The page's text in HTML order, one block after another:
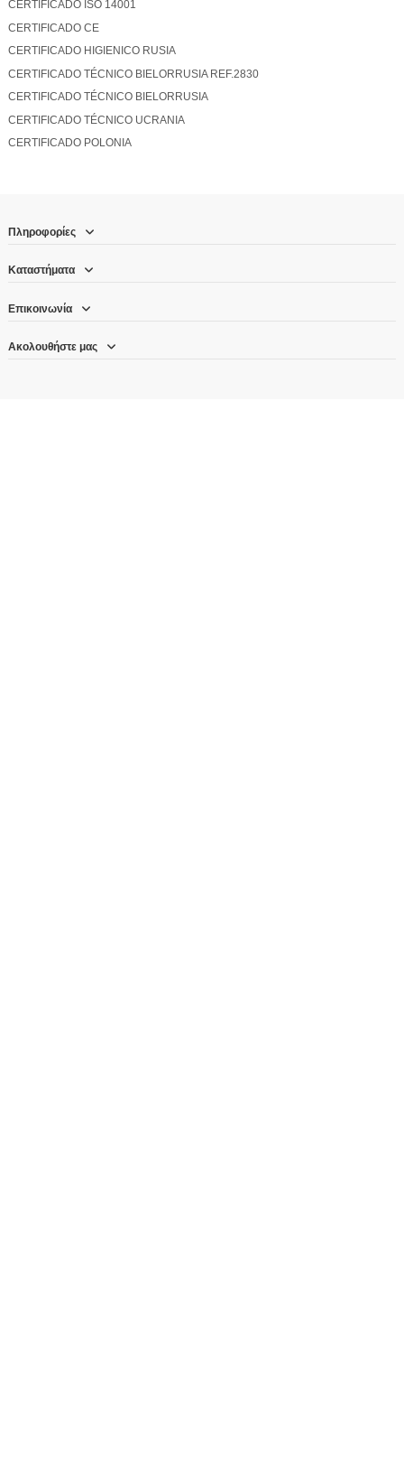
CERTIFICADO ISO 14001
CERTIFICADO CE
CERTIFICADO HIGIENICO RUSIA
CERTIFICADO TÉCNICO BIELORRUSIA REF.2830
CERTIFICADO TÉCNICO BIELORRUSIA
CERTIFICADO TÉCNICO UCRANIA
CERTIFICADO POLONIA
Πληροφορίες
Καταστήματα
Επικοινωνία
Ακολουθήστε μας